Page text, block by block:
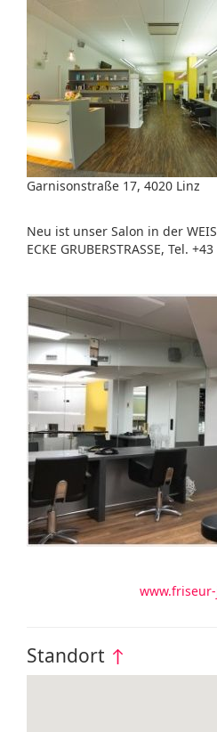
Garnisonstraße 17, 4020 Linz
Neu ist unser Salon in der
ECKE GRUBERSTRASSE, Tel.
Standort ↑